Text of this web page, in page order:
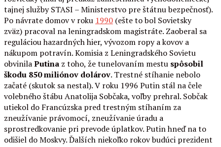
tajnej služby STASI – Ministerstvo pre štátnu bezpečnosť).
Po návrate domov v roku 1990 (ešte to bol Sovietsky
zväz) pracoval na leningradskom magistráte. Zaoberal sa
reguláciou hazardných hier, vývozom ropy a kovov a
nákupom potravín. Komisia z Leningradského Sovietu
obvinilaPutina z toho, že tunelovaním mestu spôsobil
škodu 850 miliónov dolárov. Trestné stíhanie nebolo
začaté (skutok sa nestal). V roku 1996 Putin stál na čele
volebného štábu Anatolija Sobčaka, voľby prehral. Sobčak
utiekol do Francúzska pred trestným stíhaním za
zneužívanie právomocí, zneužívanie úradu a
sprostredkovanie pri prevode úplatkov. Putin hneď na to
odišiel do Moskvy. Ďalších niekoľko rokov budúci prezident